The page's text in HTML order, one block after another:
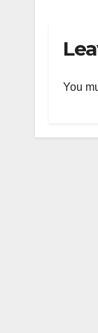
You